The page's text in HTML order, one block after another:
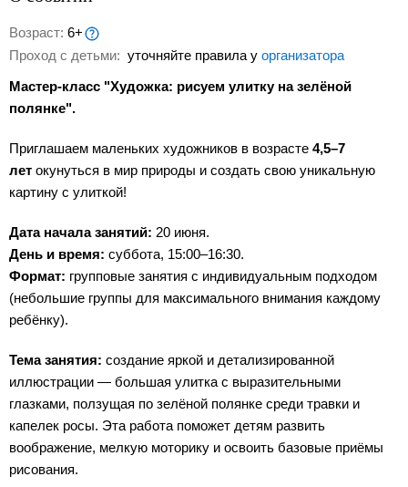
Возраст: 6+
Проход с детьми: уточняйте правила у организатора
Мастер-класс "Художка: рисуем улитку на зелёной
полянке".
Приглашаем маленьких художников в возрасте 4,5–7
лет окунуться в мир природы и создать свою уникальную
картину с улиткой!
Дата начала занятий: 20 июня.
День и время: суббота, 15:00–16:30.
Формат: групповые занятия с индивидуальным подходом
(небольшие группы для максимального внимания каждому
ребёнку).
Тема занятия: создание яркой и детализированной
иллюстрации — большая улитка с выразительными
глазками, ползущая по зелёной полянке среди травки и
капелек росы. Эта работа поможет детям развить
воображение, мелкую моторику и освоить базовые приёмы
рисования.